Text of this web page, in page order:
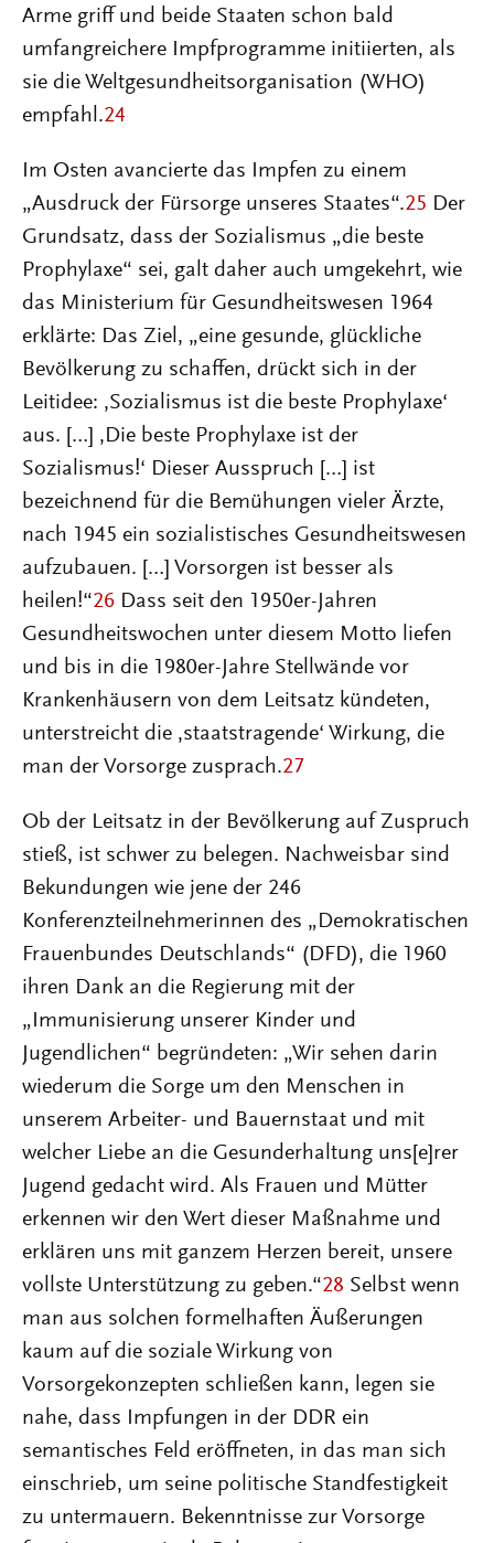
Arme griff und beide Staaten schon bald
umfangreichere Impfprogramme initiierten, als
sie die Weltgesundheitsorganisation (WHO)
empfahl.24
Im Osten avancierte das Impfen zu einem
„Ausdruck der Fürsorge unseres Staates“.25 Der
Grundsatz, dass der Sozialismus „die beste
Prophylaxe“ sei, galt daher auch umgekehrt, wie
das Ministerium für Gesundheitswesen 1964
erklärte: Das Ziel, „eine gesunde, glückliche
Bevölkerung zu schaffen, drückt sich in der
Leitidee: ‚Sozialismus ist die beste Prophylaxe‘
aus. […] ‚Die beste Prophylaxe ist der
Sozialismus!‘ Dieser Ausspruch […] ist
bezeichnend für die Bemühungen vieler Ärzte,
nach 1945 ein sozialistisches Gesundheitswesen
aufzubauen. […] Vorsorgen ist besser als
heilen!“26 Dass seit den 1950er-Jahren
Gesundheitswochen unter diesem Motto liefen
und bis in die 1980er-Jahre Stellwände vor
Krankenhäusern von dem Leitsatz kündeten,
unterstreicht die ‚staatstragende‘ Wirkung, die
man der Vorsorge zusprach.27
Ob der Leitsatz in der Bevölkerung auf Zuspruch
stieß, ist schwer zu belegen. Nachweisbar sind
Bekundungen wie jene der 246
Konferenzteilnehmerinnen des „Demokratischen
Frauenbundes Deutschlands“ (DFD), die 1960
ihren Dank an die Regierung mit der
„Immunisierung unserer Kinder und
Jugendlichen“ begründeten: „Wir sehen darin
wiederum die Sorge um den Menschen in
unserem Arbeiter- und Bauernstaat und mit
welcher Liebe an die Gesunderhaltung uns[e]rer
Jugend gedacht wird. Als Frauen und Mütter
erkennen wir den Wert dieser Maßnahme und
erklären uns mit ganzem Herzen bereit, unsere
vollste Unterstützung zu geben.“28 Selbst wenn
man aus solchen formelhaften Äußerungen
kaum auf die soziale Wirkung von
Vorsorgekonzepten schließen kann, legen sie
nahe, dass Impfungen in der DDR ein
semantisches Feld eröffneten, in das man sich
einschrieb, um seine politische Standfestigkeit
zu untermauern. Bekenntnisse zur Vorsorge